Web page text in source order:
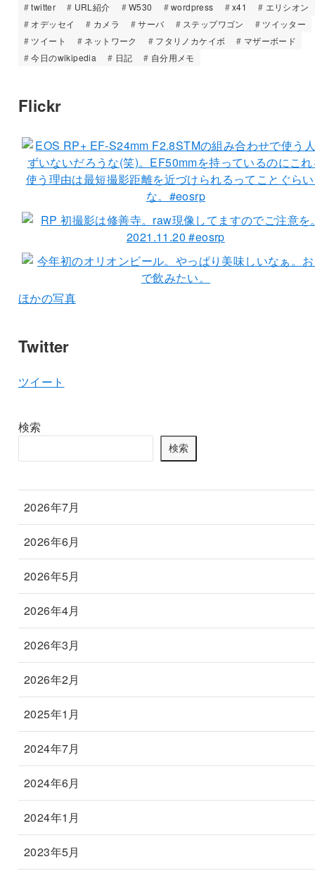
twitter
URL紹介 W530 wordpress x41
エリシオン
オデッセイ
カメラ サーバ ステップワゴン
ツイッター
ツイート
ネットワーク フタリノカケイボ
マザーボード
今日のwikipedia
日記 自分用メモ
Flickr
ほかの写真
Twitter
ツイート
検索
検索
2026年7月
2026年6月
2026年5月
2026年4月
2026年3月
2026年2月
2025年1月
2024年7月
2024年6月
2024年1月
2023年5月